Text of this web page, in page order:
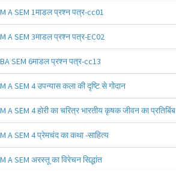
M A SEM 1माडल प्रश्न पत्र-cc01
M A SEM 3माडल प्रश्न पत्र-EC02
BA SEM 6माडल प्रश्न पत्र-cc13
M A SEM 4 उपन्यास कला की दृष्टि से गोदान
M A SEM 4 होरी का चरित्र भारतीय कृषक जीवन का प्रतिबिंब
M A SEM 4 प्रेमचंद का कथा -साहित्य
M A SEM अरस्तू का विरेचन सिद्धांत